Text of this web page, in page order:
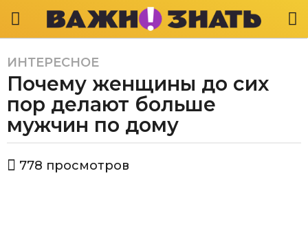
5
л
т
a
o
ИНТЕРЕСНОЕ
Почему женщины до сих
пор делают больше
мужчин по дому
в
778 просмотров